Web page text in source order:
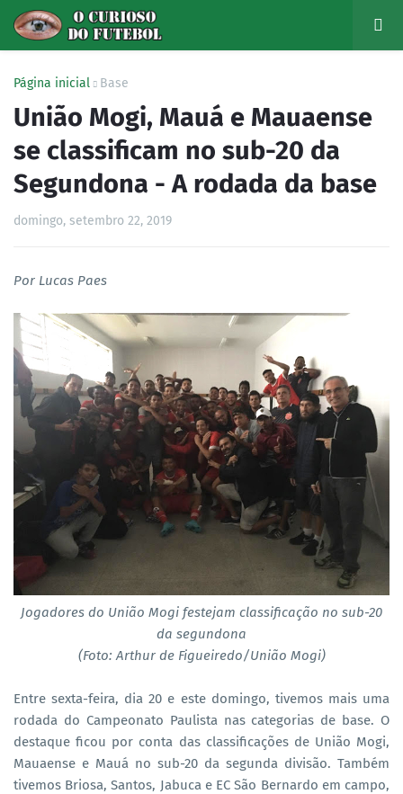
Página inicial Base
União Mogi, Mauá e Mauaense
se classificam no sub-20 da
Segundona - A rodada da base
domingo, setembro 22, 2019
Por Lucas Paes
Jogadores do União Mogi festejam classificação no sub-20
da segundona
(Foto: Arthur de Figueiredo/União Mogi)
Entre sexta-feira, dia 20 e este domingo, tivemos mais uma
rodada do Campeonato Paulista nas categorias de base. O
destaque ficou por conta das classificações de União Mogi,
Mauaense e Mauá no sub-20 da segunda divisão. Também
tivemos Briosa, Santos, Jabuca e EC São Bernardo em campo,